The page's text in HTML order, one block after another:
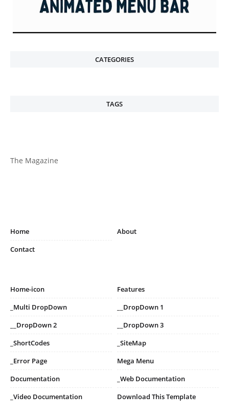
CATEGORIES
TAGS
The Magazine
Home
About
Contact
Home-icon
Features
_Multi DropDown
__DropDown 1
__DropDown 2
__DropDown 3
_ShortCodes
_SiteMap
_Error Page
Mega Menu
Documentation
_Web Documentation
_Video Documentation
Download This Template